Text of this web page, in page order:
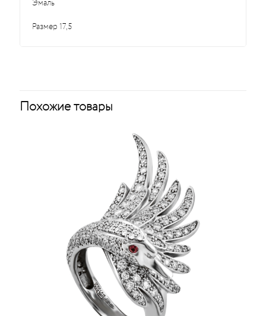
Эмаль
Размер 17,5
Похожие товары